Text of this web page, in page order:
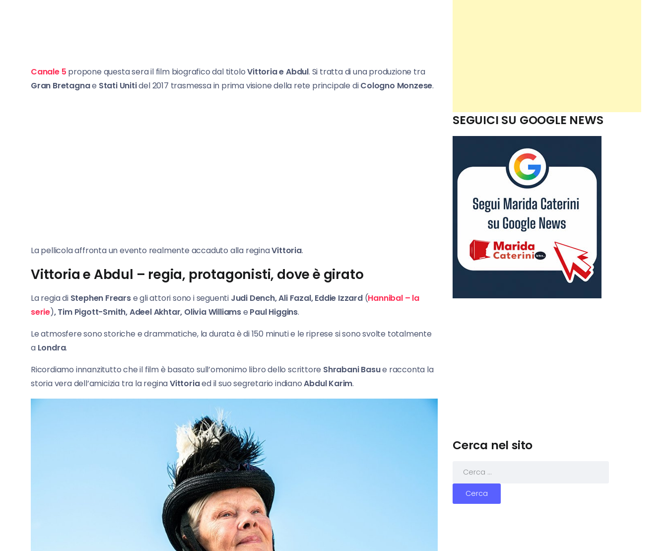
Canale 5 propone questa sera il film biografico dal titoloVittoria e Abdul. Si tratta di una produzione tra
Gran Bretagnae Stati Unitidel 2017 trasmessa in prima visione della rete principale diCologno Monzese.
La pellicola affronta un evento realmente accaduto alla reginaVittoria.
Vittoria e Abdul – regia, protagonisti, dove è girato
La regia di Stephen Frearse gli attori sono i seguenti Judi Dench, Ali Fazal, Eddie Izzard (Hannibal – la
serie), Tim Pigott-Smith, Adeel Akhtar, Olivia Williamse Paul Higgins.
Le atmosfere sono storiche e drammatiche, la durata è di 150 minuti e le riprese si sono svolte totalmente
a Londra.
Ricordiamo innanzitutto che il film è basato sull’omonimo libro dello scrittore Shrabani Basue racconta la
storia vera dell’amicizia tra la reginaVittoriaed il suo segretario indianoAbdul Karim.
SEGUICI SU GOOGLE NEWS
Cerca nel sito